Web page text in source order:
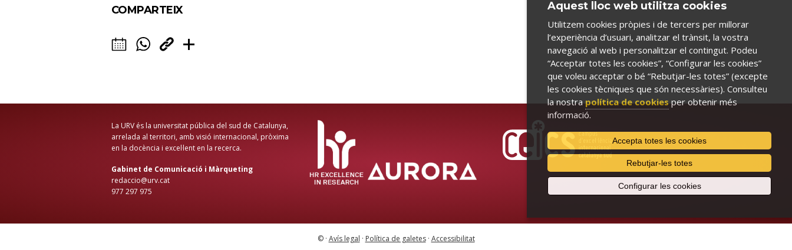
COMPARTEIX
La URV és la universitat pública del sud de Catalunya,
arrelada al territori, amb visió internacional, pròxima
en la docència i excel·lent en la recerca.
Gabinet de Comunicació i Màrqueting
redaccio@urv.cat
977 297 975
© · Avís legal · Política de galetes· Accessibilitat
Aquest lloc web utilitza cookies
Utilitzem cookies pròpies i de tercers per millorar
l’experiència d’usuari, analitzar el trànsit, la vostra
navegació al web i personalitzar el contingut. Podeu
“Acceptar totes les cookies”, “Configurar les cookies”
que voleu acceptar o bé “Rebutjar-les totes” (excepte
les cookies tècniques que són necessàries). Consulteu
la nostrapolítica de cookiesper obtenir més
informació.
Accepta totes les cookies
Rebutjar-les totes
Configurar les cookies